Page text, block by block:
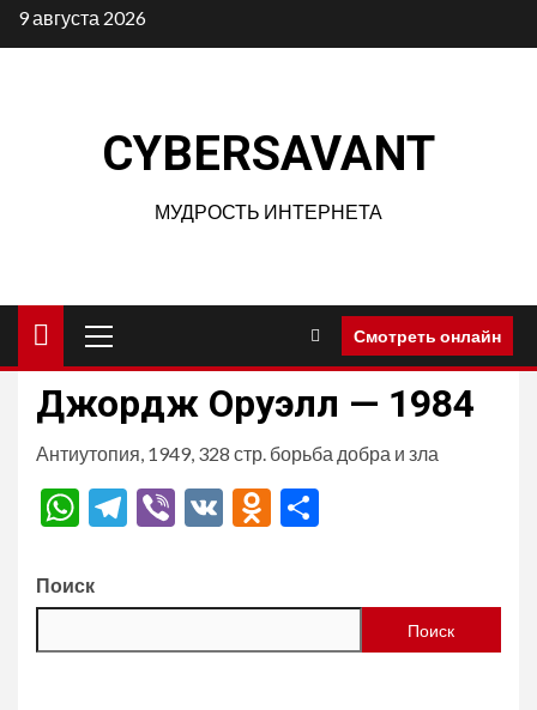
Перейти
к
9 августа 2026
CYBERSAVANT
МУДРОСТЬ ИНТЕРНЕТА
меню
Смотреть онлайн
Джордж Оруэлл — 1984
Антиутопия, 1949, 328 стр. борьба добра и зла
WhatsApp
Telegram
Viber
VK Odnoklassniki
Поиск
Поиск